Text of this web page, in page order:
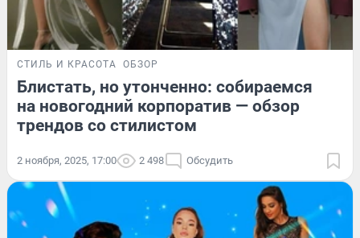
СТИЛЬ И КРАСОТА ОБЗОР
Блистать, но утонченно: собираемся
на новогодний корпоратив — обзор
трендов со стилистом
2 ноября, 2025, 17:00 2 498 Обсудить